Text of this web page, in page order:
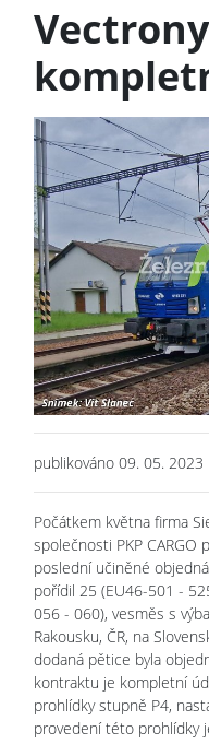
Vectrony
publikováno 09. 05. 2023
Počátkem května firma
společnosti PKP
poslední učiněné
pořídil 25 (EU46-501 -
056 - 060), vesměs s
Rakousku, ČR, na
dodaná pětice byla
kontraktu je kompletní
prohlídky stupně P4,
provedení této prohlídky